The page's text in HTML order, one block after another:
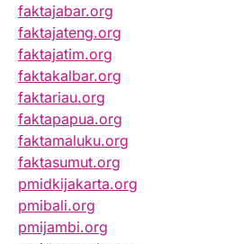
faktajabar.org
faktajateng.org
faktajatim.org
faktakalbar.org
faktariau.org
faktapapua.org
faktamaluku.org
faktasumut.org
pmidkijakarta.org
pmibali.org
pmijambi.org